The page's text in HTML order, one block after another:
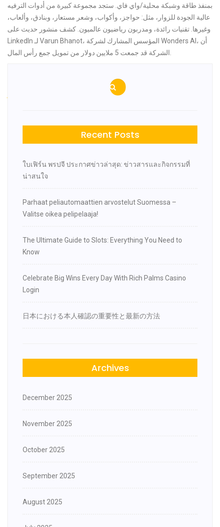
بمنفذ طاقة وشبكة محلية/واي فاي. ستجد مجموعة كبيرة من أدوات الترفيه
عالية الجودة للزوار، مثل: حواجز، وأكواب، وشعر مستعار، وبنادق، وألعاب،
وغيرها. تقنيات رائدة، ومدربون رياضيون عالميون. كشف منشور حديث على
LinkedIn لـ Varun Bhanot، المؤسس المشارك لشركة Wonders AI، أن
Recent Posts
ใบเฟิร์น พรปจี ประกาศข่าวล่าสุด: ข่าวสารและกิจกรรมที่
น่าสนใจ
Parhaat peliautomaattien arvostelut Suomessa –
Valitse oikea pelipelaaja!
The Ultimate Guide to Slots: Everything You Need to
Know
Celebrate Big Wins Every Day With Rich Palms Casino
Login
日本における本人確認の重要性と最新の方法
Archives
December 2025
November 2025
October 2025
September 2025
August 2025